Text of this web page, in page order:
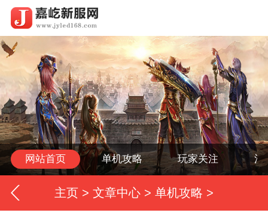
网站首页 单机攻略 玩家关注 活
主页 > 文章中心 > 单机攻略 >